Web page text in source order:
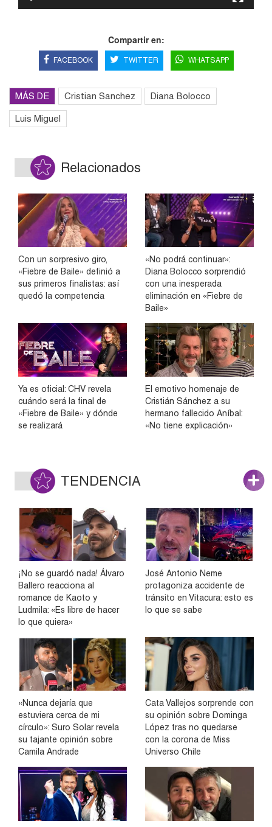
Compartir en:
FACEBOOK TWITTER WHATSAPP
MÁS DE Cristian Sanchez Diana Bolocco
Luis Miguel
Relacionados
Con un sorpresivo giro,
«Fiebre de Baile» definió a
sus primeros finalistas: así
quedó la competencia
«No podrá continuar»:
Diana Bolocco sorprendió
con una inesperada
eliminación en «Fiebre de
Baile»
Ya es oficial: CHV revela
cuándo será la final de
«Fiebre de Baile» y dónde
se realizará
El emotivo homenaje de
Cristián Sánchez a su
hermano fallecido Aníbal:
«No tiene explicación»
TENDENCIA
¡No se guardó nada! Álvaro
Ballero reacciona al
romance de Kaoto y
Ludmila: «Es libre de hacer
lo que quiera»
José Antonio Neme
protagoniza accidente de
tránsito en Vitacura: esto es
lo que se sabe
«Nunca dejaría que
estuviera cerca de mi
círculo»: Suro Solar revela
su tajante opinión sobre
Camila Andrade
Cata Vallejos sorprende con
su opinión sobre Dominga
López tras no quedarse
con la corona de Miss
Universo Chile